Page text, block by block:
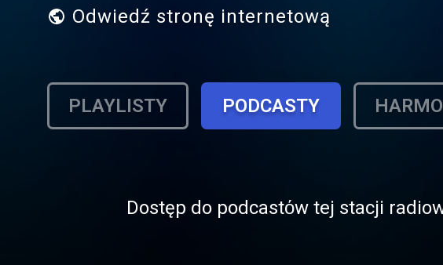
Odwiedź stronę internetową
PLAYLISTY PODCASTY
Dostęp do podcastόw tej stacji